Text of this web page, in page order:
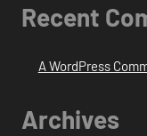
Recent
A WordPress
Archives